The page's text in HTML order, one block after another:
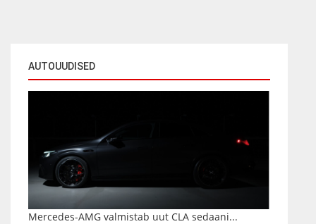
AUTOUUDISED
Mercedes-AMG valmistab uut CLA sedaani...